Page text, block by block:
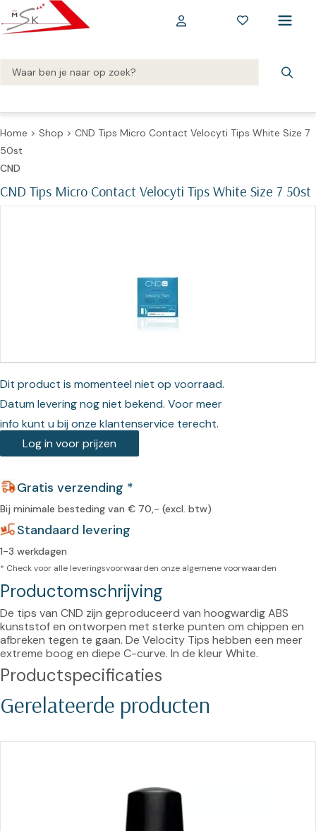
Home > Shop > CND Tips Micro Contact Velocyti Tips White Size 7
50st
CND Tips Micro Contact Velocyti Tips White Size 7 50st
CND
Dit product is momenteel niet op voorraad.
Datum levering nog niet bekend. Voor meer
info kunt u bij onze klantenservice terecht.
Log in voor prijzen
Gratis verzending *
Bij minimale besteding van € 70,- (excl. btw)
Standaard levering
1-3 werkdagen
* Check voor alle leveringsvoorwaarden onze algemene voorwaarden
Productomschrijving
De tips van CND zijn geproduceerd van hoogwardig ABS
kunststof en ontworpen met sterke punten om chippen en
afbreken tegen te gaan. De Velocity Tips hebben een meer
extreme boog en diepe C-curve. In de kleur White.
Productspecificaties
Gerelateerde producten